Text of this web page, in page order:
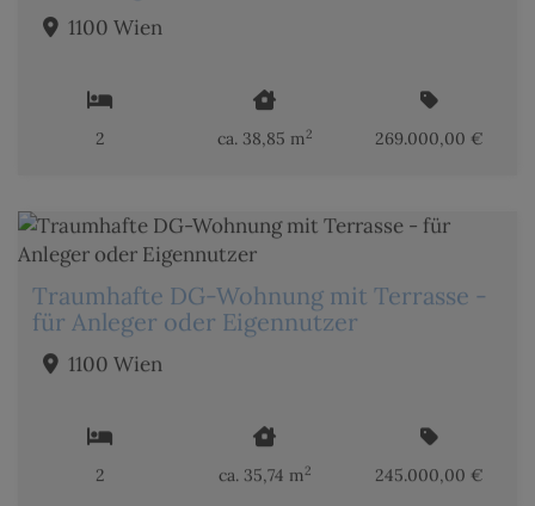
1100 Wien
2 ca. 38,85 m 2 269.000,00 €
Traumhafte DG-Wohnung mit Terrasse -
für Anleger oder Eigennutzer
1100 Wien
2 ca. 35,74 m 2 245.000,00 €